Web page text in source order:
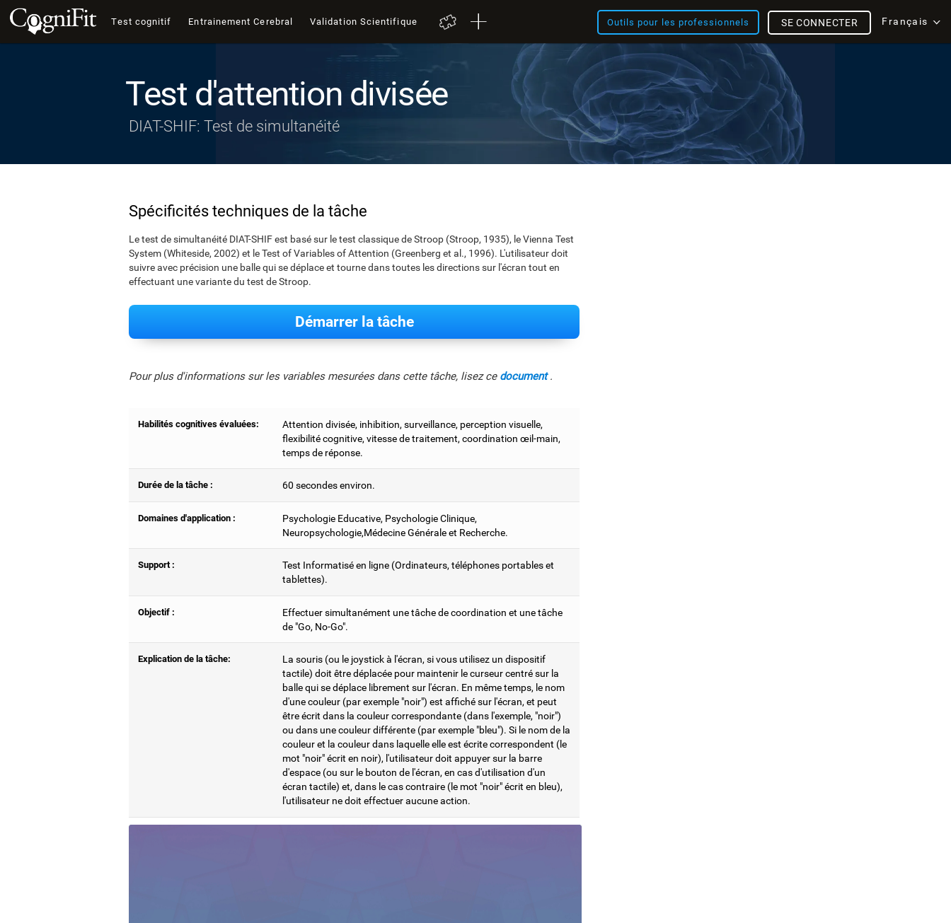
Test cognitif Entrainement Cerebral Validation Scientifique Outils pour les professionnels Français
SE CONNECTER
Test d'attention divisée
DIAT-SHIF: Test de simultanéité
Spécificités techniques de la tâche
Le test de simultanéité DIAT-SHIF est basé sur le test classique de Stroop (Stroop, 1935), le Vienna Test
System (Whiteside, 2002) et le Test of Variables of Attention (Greenberg et al., 1996). L'utilisateur doit
suivre avec précision une balle qui se déplace et tourne dans toutes les directions sur l'écran tout en
effectuant une variante du test de Stroop.
Démarrer la tâche
Pour plus d'informations sur les variables mesurées dans cette tâche, lisez ce document.
Habilités cognitives évaluées:
Attention divisée, inhibition, surveillance, perception visuelle,
flexibilité cognitive, vitesse de traitement, coordination œil-main,
temps de réponse.
Durée de la tâche : 60 secondes environ.
Domaines d'application :
Psychologie Educative, Psychologie Clinique,
Neuropsychologie,Médecine Générale et Recherche.
Support :
Test Informatisé en ligne (Ordinateurs, téléphones portables et
tablettes).
Objectif :
Effectuer simultanément une tâche de coordination et une tâche
de "Go, No-Go".
Explication de la tâche:
La souris (ou le joystick à l'écran, si vous utilisez un dispositif
tactile) doit être déplacée pour maintenir le curseur centré sur la
balle qui se déplace librement sur l'écran. En même temps, le nom
d'une couleur (par exemple "noir") est affiché sur l'écran, et peut
être écrit dans la couleur correspondante (dans l'exemple, "noir")
ou dans une couleur différente (par exemple "bleu"). Si le nom de la
couleur et la couleur dans laquelle elle est écrite correspondent (le
mot "noir" écrit en noir), l'utilisateur doit appuyer sur la barre
d'espace (ou sur le bouton de l'écran, en cas d'utilisation d'un
écran tactile) et, dans le cas contraire (le mot "noir" écrit en bleu),
l'utilisateur ne doit effectuer aucune action.